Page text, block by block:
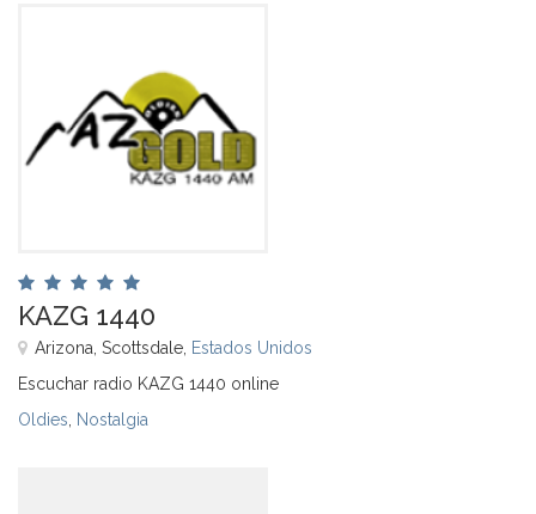
KAZG 1440
Arizona, Scottsdale, Estados Unidos
Escuchar radio KAZG 1440 online
Oldies Nostalgia